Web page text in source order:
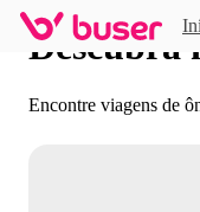
Descubra
Encontre viagens de